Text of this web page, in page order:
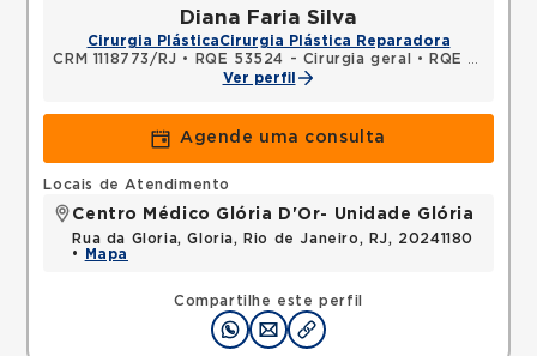
Diana Faria Silva
Cirurgia PlásticaCirurgia Plástica Reparadora
CRM 1118773/RJ • RQE 53524 - Cirurgia geral •
RQE 53525 - Cirurgia plástica
Ver perfil
Agende uma consulta
Compartilhe este perfil
Locais de Atendimento
Centro Médico Glória D'Or- Unidade Glória
Rua da Gloria, Gloria, Rio de Janeiro, RJ, 20241180
•
Mapa